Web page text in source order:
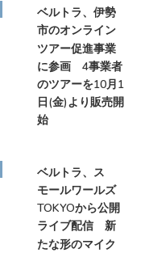
ベルトラ、伊勢
市のオンライン
ツアー促進事業
に参画 4事業者
のツアーを10月1
日(金)より販売開
始
ベルトラ、ス
モールワールズ
TOKYOから公開
ライブ配信 新
たな形のマイク